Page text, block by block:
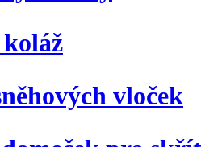
vloček